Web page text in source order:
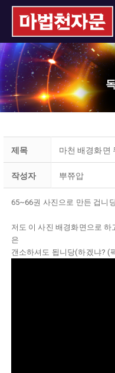
제목 마천 배경화면
작성자 뿌쮸압
65~66권 사진으로 만든 겁니
저도 이 사진 배경화면으로
은
갠소하셔도 됩니당(하겠냐? (